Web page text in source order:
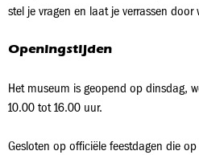
stel je vragen en laat je verrassen
Openingstijden
Het museum is geopend op dinsdag,
10.00 tot 16.00 uur.
Gesloten op officiële feestdagen die